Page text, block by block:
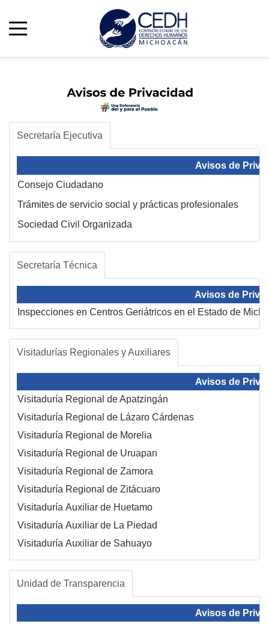
Secretaría Ejecutiva
Avisos de
Consejo Ciudadano
Trámites de servicio social y prácticas profesionales
Sociedad Civil Organizada
Secretaría Técnica
Avisos de
Inspecciones en Centros Geriátricos en el Estado de
Visitadurías Regionales y Auxiliares
Avisos de
Visitaduría Regional de Apatzingán
Visitaduría Regional de Lázaro Cárdenas
Visitaduría Regional de Morelia
Visitaduría Regional de Uruapan
Visitaduría Regional de Zamora
Visitaduría Regional de Zitácuaro
Visitaduría Auxiliar de Huetamo
Visitaduría Auxiliar de La Piedad
Visitaduría Auxiliar de Sahuayo
Unidad de Transparencia
Avisos de